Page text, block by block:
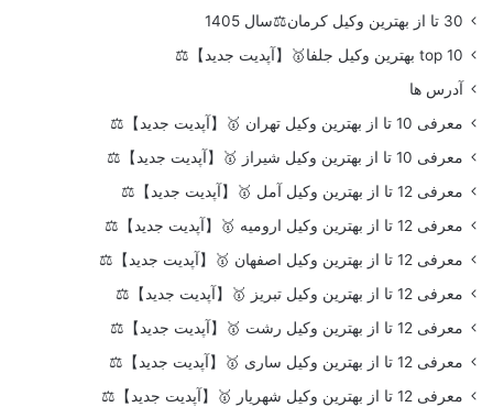
30 تا از بهترین وکیل کرمان⚖️سال 1405
top 10 بهترین وکیل جلفا🥇【آپدیت جدید】⚖️
آدرس ها
معرفی 10 تا از بهترین وکیل تهران 🥇【آپدیت جدید】⚖️
معرفی 10 تا از بهترین وکیل شیراز 🥇【آپدیت جدید】⚖️
معرفی 12 تا از بهترین وکیل آمل 🥇【آپدیت جدید】⚖️
معرفی 12 تا از بهترین وکیل ارومیه 🥇【آپدیت جدید】⚖️
معرفی 12 تا از بهترین وکیل اصفهان 🥇【آپدیت جدید】⚖️
معرفی 12 تا از بهترین وکیل تبریز 🥇【آپدیت جدید】⚖️
معرفی 12 تا از بهترین وکیل رشت 🥇【آپدیت جدید】⚖️
معرفی 12 تا از بهترین وکیل ساری 🥇【آپدیت جدید】⚖️
معرفی 12 تا از بهترین وکیل شهریار 🥇【آپدیت جدید】⚖️